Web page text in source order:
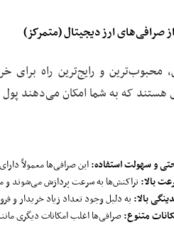
محبوب‌ترین و رایج‌ترین راه
که به شما امکان می‌دهند پول
و سهولت استفاده:این صرافی‌ها معمولاً
بالا:تراکنش‌ها به سرعت پردازش می‌شوند و
بالا: به دلیل وجود تعداد زیاد خریدار و
متنوع:صرافی‌ها اغلب امکانات دیگری